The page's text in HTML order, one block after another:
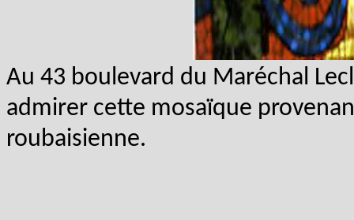
Au 43 boulevard du Maréchal
admirer cette mosaïque
roubaisienne.